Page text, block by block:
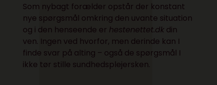
Som nybagt forælder opstår der konstant
nye spørgsmål omkring den uvante situation
og i den henseende er hestenettet.dk din
ven. Ingen ved hvorfor, men derinde kan I
finde svar på alting – også de spørgsmål I
ikke tør stille sundhedsplejersken.